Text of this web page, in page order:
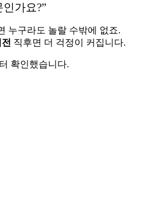
가요?”
누구라도 놀랄 수밖에 없죠.
직후면 더 걱정이 커집니다.
확인했습니다.